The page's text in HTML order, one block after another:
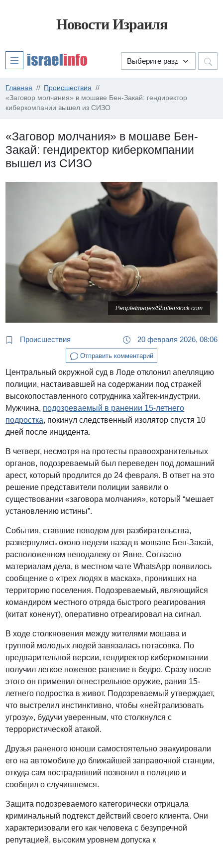
Новости Израиля
Главная
Происшествия
«Заговор молчания» в мошаве Бен-Закай: гендиректор
киберкомпании вышел из СИЗО
«Заговор молчания» в мошаве Бен-
Закай: гендиректор киберкомпании
вышел из СИЗО
PeopleImages/Shutterstock.com
Происшествия 20 февраля 2026, 08:06
Отправить комментарий
Центральный окружной суд в Лоде отклонил апелляцию
полиции, настаивавшей на содержании под стражей
высокопоставленного сотрудника хайтек-индустрии.
Мужчина, подозреваемый в ранении 15-летнего
подростка, покинул следственный изолятор спустя 10
дней после инцидента.
В четверг, несмотря на протесты правоохранительных
органов, подозреваемый был переведен под домашний
арест, который продлится до 24 февраля. В ответ на это
решение представители полиции заявили о
существовании «заговора молчания», который “мешает
установлению истины”.
События, ставшие поводом для разбирательства,
развернулись около недели назад в мошаве Бен-Закай,
расположенном неподалеку от Явне. Согласно
материалам дела, в местном чате WhatsApp появилось
сообщение о «трех людях в масках», проникших на
территорию поселения. Подозреваемый, являющийся
командиром местного отряда быстрого реагирования
(китат коненут), оперативно отреагировал на сигнал.
В ходе столкновения между жителями мошава и
группой молодых людей завязалась потасовка. По
предварительной версии, гендиректор киберкомпании
получил легкое ножевое ранение в бедро. Сразу после
этого он применил огнестрельное оружие, ранив 15-
летнего подростка в живот. Подозреваемый утверждает,
что выстрелил инстинктивно, чтобы «нейтрализовать
угрозу», будучи уверенным, что столкнулся с
террористической атакой.
Друзья раненого юноши самостоятельно эвакуировали
его на автомобиле до ближайшей заправочной станции,
откуда сам пострадавший позвонил в полицию и
сообщил о случившемся.
Защита подозреваемого категорически отрицала
криминальный подтекст действий своего клиента. Они
характеризовали его как человека с безупречной
репутацией, высоким уровнем допуска к